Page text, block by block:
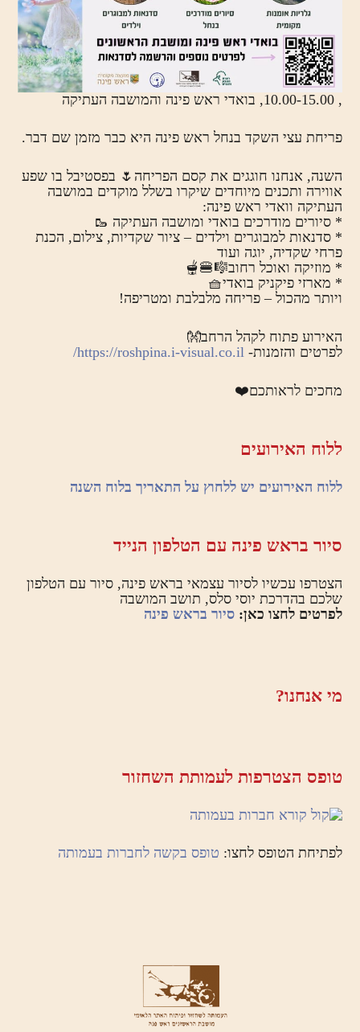
, 10.00-15.00, בואדי ראש פינה והמושבה העתיקה
פריחת עצי השקד בנחל ראש פינה היא כבר מזמן שם דבר.
השנה, אנחנו חוגגים את קסם הפריחה🌷 בפסטיבל בו שפע
אווירה ותכנים מיוחדים שיקרו בשלל מוקדים במושבה
העתיקה וואדי ראש פינה:
* סיורים מודרכים בואדי ומושבה העתיקה 🥾
* סדנאות למבוגרים וילדים – ציור שקדיות, צילום, הכנת
פרחי שקדיה, יוגה ועוד
* מוזיקה ואוכל רחוב🎼🍔🫕
* מארזי פיקניק בואדי🧺
ויותר מהכול – פריחה מלבלבת ומטריפה!
האירוע פתוח לקהל הרחב👐
לפרטים והזמנות-https://roshpina.i-visual.co.il/
מחכים לראותכם❤️
ללוח האירועים
ללוח האירועים יש ללחוץ על התאריך בלוח השנה
סיור בראש פינה עם הטלפון הנייד
הצטרפו עכשיו לסיור עצמאי בראש פינה, סיור עם הטלפון
שלכם בהדרכת יוסי סלס, תושב המושבה
לפרטים לחצו כאן:סיור בראש פינה
מי אנחנו?
טופס הצטרפות לעמותת השחזור
לפתיחת הטופס לחצו: טופס בקשה לחברות בעמותה